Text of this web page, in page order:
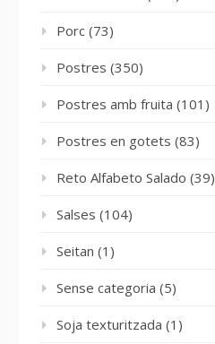
Porc (73)
Postres (350)
Postres amb fruita (101)
Postres en gotets (83)
Reto Alfabeto Salado (39)
Salses (104)
Seitan (1)
Sense categoria (5)
Soja texturitzada (1)